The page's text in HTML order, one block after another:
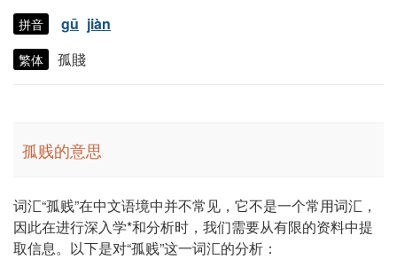
拼音 gū jiàn
繁体 孤賤
孤贱的意思
词汇“孤贱”在中文语境中并不常见，它不是一个常用词汇，
因此在进行深入学*和分析时，我们需要从有限的资料中提
取信息。以下是对“孤贱”这一词汇的分析：